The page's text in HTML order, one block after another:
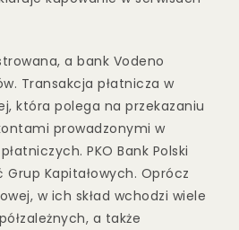
a bank Vodeno
Transakcja płatnicza w
która polega na przekazaniu
prowadzonymi w
PKO Bank Polski
Kapitałowych. Oprócz
w ich skład wchodzi wiele
a także